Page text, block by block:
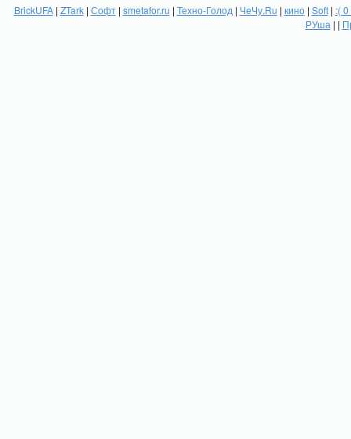
BrickUFA| ZTark| Софт| smetafor.ru | Техно-Голод | ЧеЧу.Ru | кино| Soft| :(
РУша | |